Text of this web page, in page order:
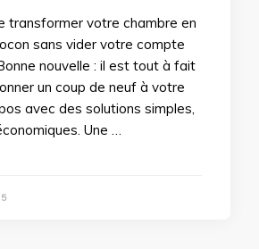
transformer votre chambre en
sans vider votre compte
nouvelle : il est tout à fait
un coup de neuf à votre
avec des solutions simples,
Une …